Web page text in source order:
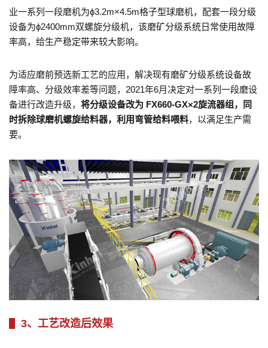
业一系列一段磨机为ϕ3.2m×4.5m格子型球磨机，配套一段分级
设备为ϕ2400mm双螺旋分级机，该磨矿分级系统日常使用故障
率高，给生产稳定带来较大影响。
为适应磨前预选新工艺的应用，解决现有磨矿分级系统设备故
障率高、分级效率差等问题，2021年6月决定对一系列一段磨设
备进行改造升级， 将分级设备改为 FX660-GX×2旋流器组，同
时拆除球磨机螺旋给料器，利用弯管给料喂料，以满足生产需
要。
3、工艺改造后效果